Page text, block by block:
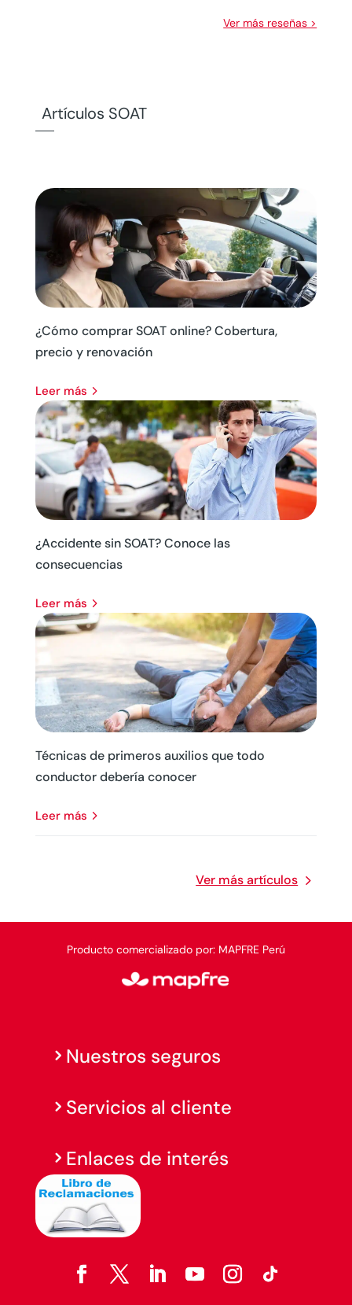
Ver más reseñas >
Artículos SOAT
¿Cómo comprar SOAT online? Cobertura,
precio y renovación
leer más
¿Accidente sin SOAT? Conoce las
consecuencias
leer más
Técnicas de primeros auxilios que todo
conductor debería conocer
leer más
Ver más artículos
Producto comercializado por: MAPFRE Perú
Nuestros seguros
Servicios al cliente
Enlaces de interés